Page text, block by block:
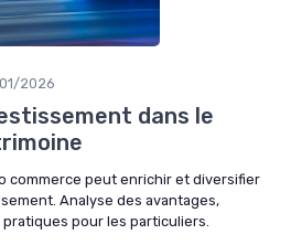
2026
dans le
commerce peut enrichir et diversifier
Analyse des avantages,
pour les particuliers.